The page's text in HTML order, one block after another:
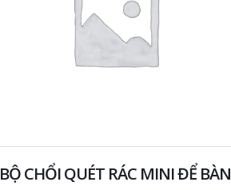
BỘ CHỔI QUÉT RÁC MINI ĐỂ BÀN